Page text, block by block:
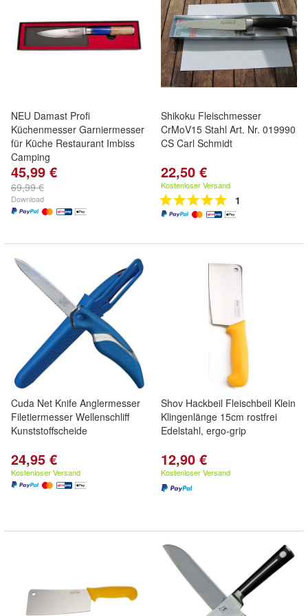
NEU Damast Profi
Küchenmesser Garniermesser
für Küche Restaurant Imbiss
Camping
45,99 €
69,99 €
Download
Shikoku Fleischmesser
CrMoV15 Stahl Art. Nr. 019990
CS Carl Schmidt
22,50 €
Kostenloser Versand
1
Cuda Net Knife Anglermesser
Filetiermesser Wellenschliff
Kunststoffscheide
24,95 €
Kostenloser Versand
Shov Hackbeil Fleischbeil Klein
Klingenlänge 15cm rostfrei
Edelstahl, ergo-grip
12,90 €
Kostenloser Versand